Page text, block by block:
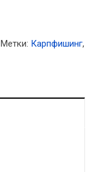
Метки: Карпфишинг,